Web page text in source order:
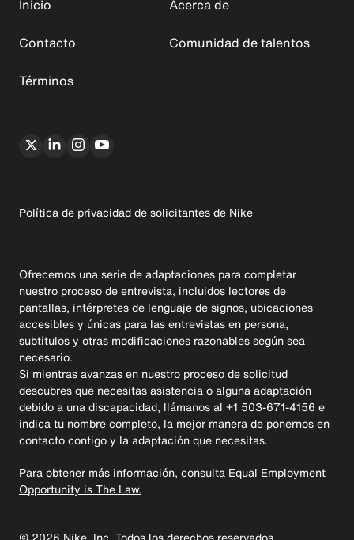
Inicio
Acerca de
Contacto
Comunidad de talentos
Términos
Política de privacidad de solicitantes de Nike
Ofrecemos una serie de adaptaciones para completar
nuestro proceso de entrevista, incluidos lectores de
pantallas, intérpretes de lenguaje de signos, ubicaciones
accesibles y únicas para las entrevistas en persona,
subtítulos y otras modificaciones razonables según sea
necesario.
Si mientras avanzas en nuestro proceso de solicitud
descubres que necesitas asistencia o alguna adaptación
debido a una discapacidad, llámanos al +1 503-671-4156 e
indica tu nombre completo, la mejor manera de ponernos en
contacto contigo y la adaptación que necesitas.
Para obtener más información, consulta Equal Employment
Opportunity is The Law.